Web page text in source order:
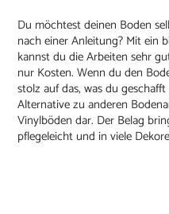
Du möchtest deinen Boden
nach einer Anleitung? Mit ein
kannst du die Arbeiten sehr
nur Kosten. Wenn du den
stolz auf das, was du
Alternative zu anderen
Vinylböden dar. Der Belag
pflegeleicht und in viele